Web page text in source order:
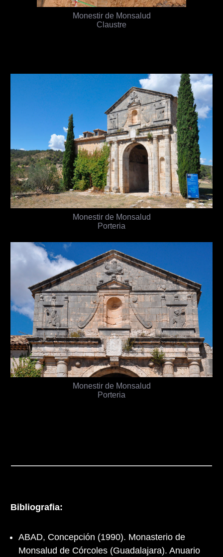
Monestir de Monsalud
Claustre
Monestir de Monsalud
Porteria
Monestir de Monsalud
Porteria
Bibliografia:
ABAD, Concepción (1990). Monasterio de
Monsalud de Córcoles (Guadalajara). Anuario